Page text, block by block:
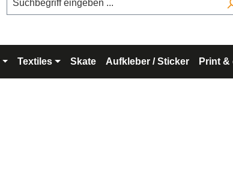
Textiles Skate Aufkleber / Sticker Print &